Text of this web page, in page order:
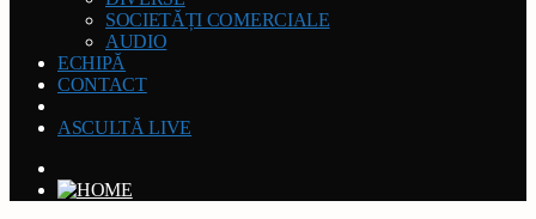
SOCIETĂȚI COMERCIALE
AUDIO
ECHIPĂ
CONTACT
ASCULTĂ LIVE